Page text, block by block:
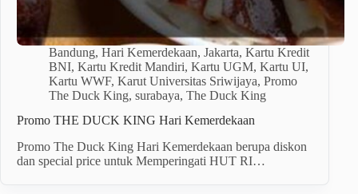
Bandung, Hari Kemerdekaan, Jakarta, Kartu Kredit
BNI, Kartu Kredit Mandiri, Kartu UGM, Kartu UI,
Kartu WWF, Karut Universitas Sriwijaya, Promo
The Duck King, surabaya, The Duck King
Promo THE DUCK KING Hari Kemerdekaan
Promo The Duck King Hari Kemerdekaan berupa diskon
dan special price untuk Memperingati HUT RI…